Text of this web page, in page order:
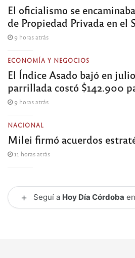
El oficialismo se
de Propiedad Privada en el
9 horas atrás
ECONOMÍA Y NEGOCIOS
El Índice Asado bajó en
parrillada costó $142.900
9 horas atrás
NACIONAL
Milei firmó acuerdos
11 horas atrás
+ Seguí a Hoy Día Córdoba en